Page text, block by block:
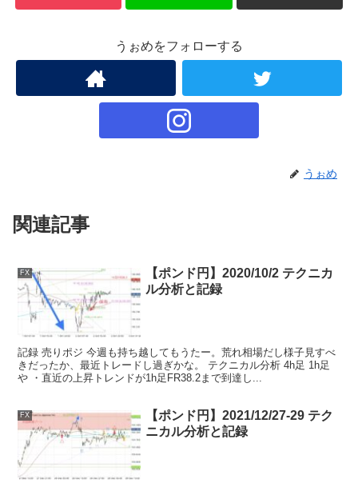
うぉめをフォローする
うぉめ
関連記事
FX
【ポンド円】2020/10/2 テクニカ
ル分析と記録
記録 売りポジ 今週も持ち越してもうたー。荒れ相場だし様子見すべ
きだったか、最近トレードし過ぎかな。 テクニカル分析 4h足 1h足
や ・直近の上昇トレンドが1h足FR38.2まで到達し...
FX
【ポンド円】2021/12/27-29 テク
ニカル分析と記録